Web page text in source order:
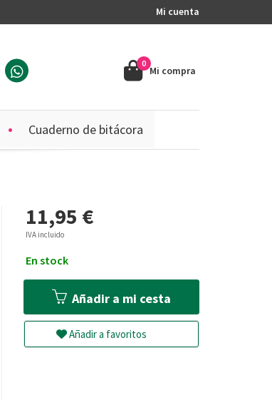
Mi cuenta
Mi compra
0
Cuaderno de bitácora
11,95 €
IVA incluido
En stock
Añadir a mi cesta
Añadir a favoritos